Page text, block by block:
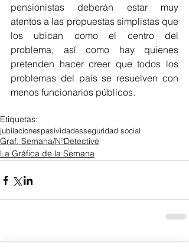
pensionistas deberán estar muy
atentos a las propuestas simplistas que
los ubican como el centro del
problema, así como hay quienes
pretenden hacer creer que todos los
problemas del país se resuelven con
menos funcionarios públicos.
Etiquetas:
jubilacionespasividadesseguridad social
Graf. Semana/NºDetective
La Gráfica de la Semana